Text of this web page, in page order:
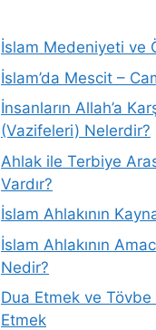
İslam Medeniyeti ve
İslam’da Mescit –
İnsanların Allah’a
(Vazifeleri) Nelerdir?
Ahlak ile Terbiye
Vardır?
İslam Ahlakının
İslam Ahlakının
Nedir?
Dua Etmek ve Tövbe
Etmek